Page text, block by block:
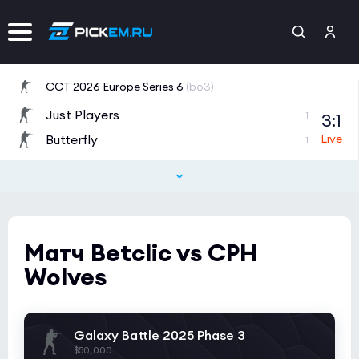
CCT 2026 Europe Series 6 (bo3)
Just Players 1
Butterfly 1
3:1
Esports World Cup 2026 Open Qualifier
Esports World Cup 2026 Open Qualifier
Fluxo
Esports World Cup 2026 Open Qualifier
Матч Betclic vs CPH
Wolves
Galaxy Battle 2025 Phase 3
$50,000